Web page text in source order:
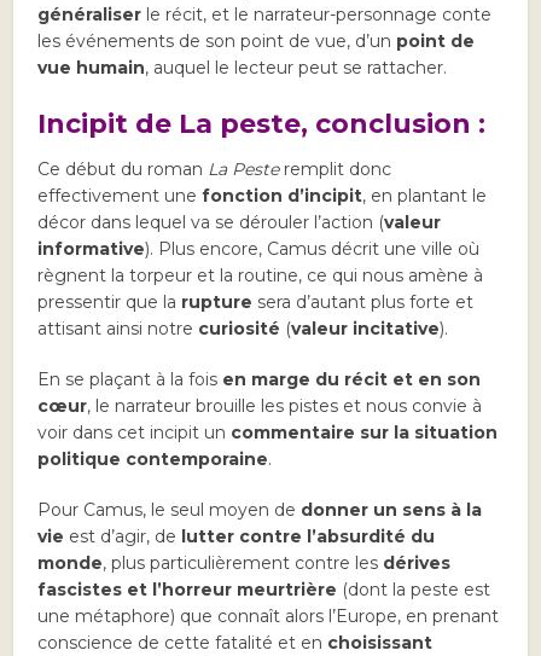
généraliser le récit, et le narrateur-personnage conte
les événements de son point de vue, d’un point de
vue humain, auquel le lecteur peut se rattacher.
Incipit de La peste, conclusion :
Ce début du roman La Pesteremplit donc
effectivement unefonction d’incipit, en plantant le
décor dans lequel va se dérouler l’action (valeur
informative). Plus encore, Camus décrit une ville où
règnent la torpeur et la routine, ce qui nous amène à
pressentir que la rupture sera d’autant plus forte et
attisant ainsi notre curiosité (valeur incitative).
En se plaçant à la fois en marge du récit et en son
cœur, le narrateur brouille les pistes et nous convie à
voir dans cet incipit un commentaire sur la situation
politique contemporaine.
Pour Camus, le seul moyen de donner un sens à la
vie est d’agir, de lutter contre l’absurdité du
monde, plus particulièrement contre les dérives
fascistes et l’horreur meurtrière (dont la peste est
une métaphore) que connaît alors l’Europe, en prenant
conscience de cette fatalité et en choisissant